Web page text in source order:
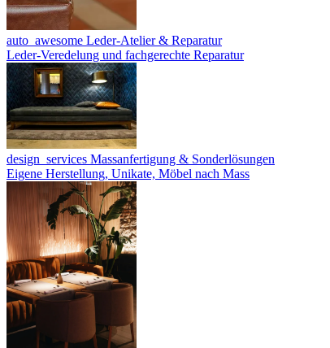
auto_awesome Leder-Atelier & Reparatur
Leder-Veredelung und fachgerechte Reparatur
design_services Massanfertigung & Sonderlösungen
Eigene Herstellung, Unikate, Möbel nach Mass